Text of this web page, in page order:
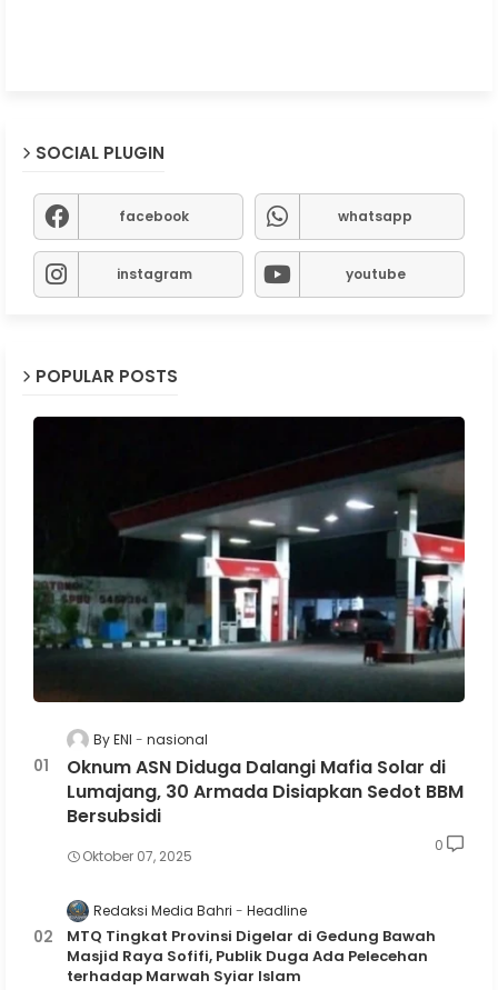
SOCIAL PLUGIN
facebook whatsapp
instagram youtube
POPULAR POSTS
By ENI nasional
Oknum ASN Diduga Dalangi Mafia Solar di
Lumajang, 30 Armada Disiapkan Sedot BBM
Bersubsidi
Oktober 07, 2025
0
Redaksi Media Bahri Headline
MTQ Tingkat Provinsi Digelar di Gedung Bawah
Masjid Raya Sofifi, Publik Duga Ada Pelecehan
terhadap Marwah Syiar Islam